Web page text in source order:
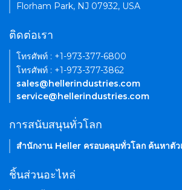
Florham Park, NJ 07932, USA
ติดต่อเรา
โทรศัพท์ : +1-973-377-6800
โทรศัพท์ : +1-973-377-3862
sales@hellerindustries.com
service@hellerindustries.com
การสนับสนุนทั่วโลก
สำนักงาน Heller ครอบคลุมทั่วโลก ค้นหาตั
ชิ้นส่วนอะไหล่